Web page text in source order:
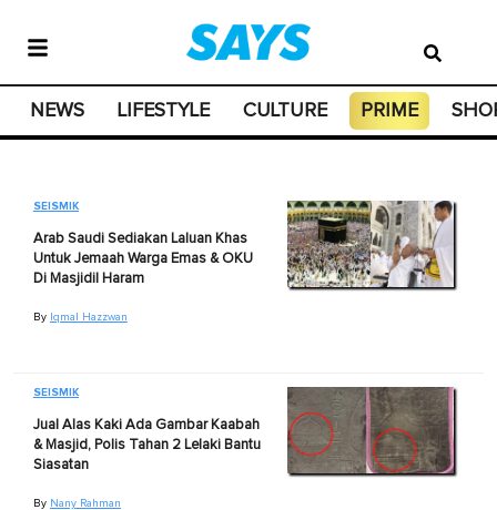
NEWS LIFESTYLE CULTURE PRIME
SEISMIK
Arab Saudi Sediakan Laluan Khas
Untuk Jemaah Warga Emas & OKU
Di Masjidil Haram
By Iqmal Hazzwan
SEISMIK
Jual Alas Kaki Ada Gambar Kaabah
& Masjid, Polis Tahan 2 Lelaki Bantu
Siasatan
By Nany Rahman